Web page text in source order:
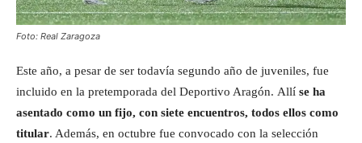
Foto: Real Zaragoza
Este año, a pesar de ser todavía segundo año de juveniles, fue
incluido en la pretemporada del Deportivo Aragón. Allí se ha
asentado como un fijo, con siete encuentros, todos ellos como
titular. Además, en octubre fue convocado con la selección